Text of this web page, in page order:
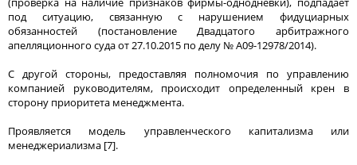
под ситуацию, связанную с нарушением фидуциарных
обязанностей (постановление Двадцатого арбитражного
апелляционного суда от 27.10.2015 по делу № А09-12978/2014).
С другой стороны, предоставляя полномочия по управлению
компанией руководителям, происходит определенный крен в
сторону приоритета менеджмента.
Проявляется модель управленческого капитализма или
менеджериализма [7].